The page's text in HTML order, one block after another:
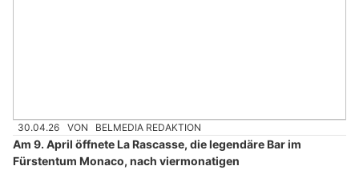
30.04.26 VON BELMEDIA REDAKTION
Am 9. April öffnete La Rascasse, die legendäre Bar im
Fürstentum Monaco, nach viermonatigen